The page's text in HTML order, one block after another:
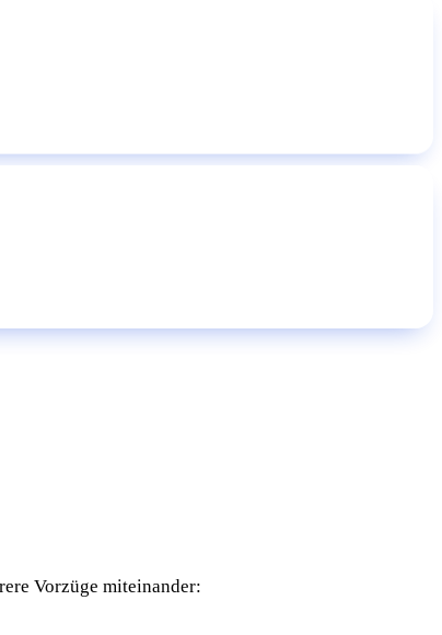
Vorzüge miteinander: